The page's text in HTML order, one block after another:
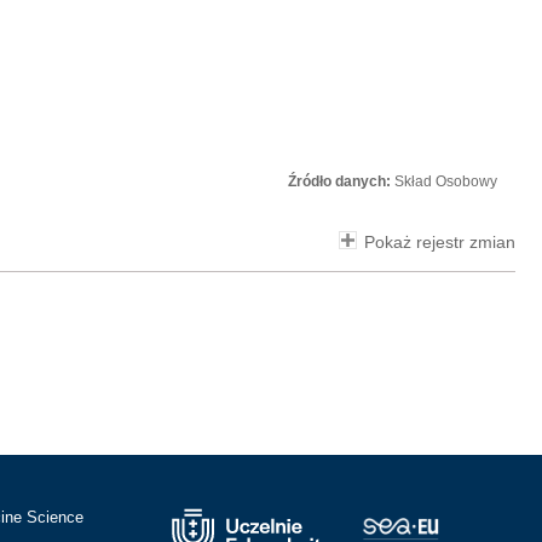
Źródło danych: Skład Osobowy
Pokaż rejestr zmian
Science